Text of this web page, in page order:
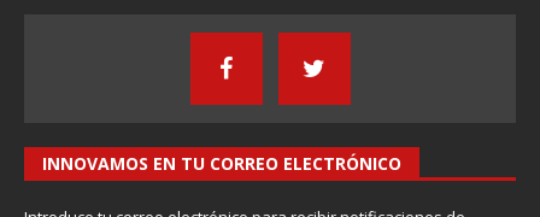
INNOVAMOS EN TU CORREO ELECTRÓNICO